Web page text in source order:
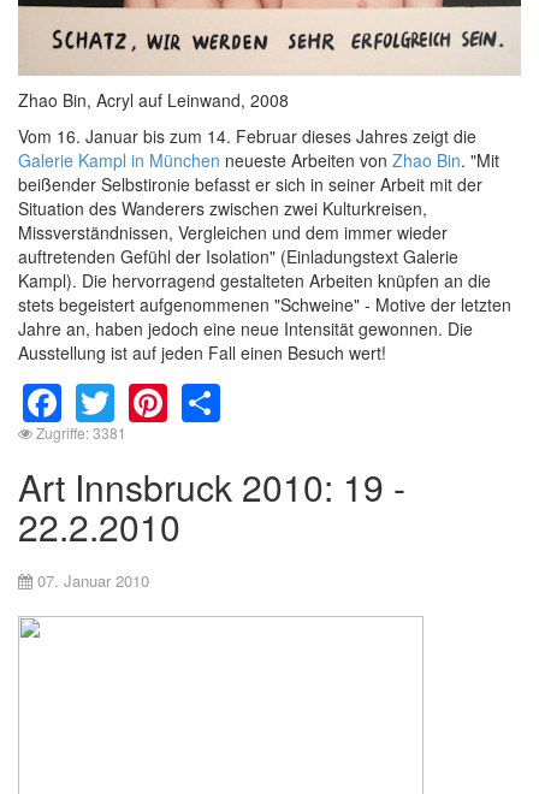
Zhao Bin, Acryl auf Leinwand, 2008
Vom 16. Januar bis zum 14. Februar dieses Jahres zeigt die
Galerie Kampl in München neueste Arbeiten von Zhao Bin. "Mit
beißender Selbstironie befasst er sich in seiner Arbeit mit der
Situation des Wanderers zwischen zwei Kulturkreisen,
Missverständnissen, Vergleichen und dem immer wieder
auftretenden Gefühl der Isolation" (Einladungstext Galerie
Kampl). Die hervorragend gestalteten Arbeiten knüpfen an die
stets begeistert aufgenommenen "Schweine" - Motive der letzten
Jahre an, haben jedoch eine neue Intensität gewonnen. Die
Ausstellung ist auf jeden Fall einen Besuch wert!
Facebook
TwitterPinterest
Zugriffe: 3381
Art Innsbruck 2010: 19 -
22.2.2010
07. Januar 2010